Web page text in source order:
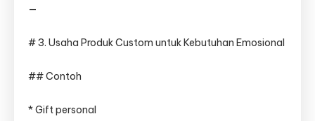
—
# 3. Usaha Produk Custom untuk Kebutuhan Emosional
## Contoh
* Gift personal